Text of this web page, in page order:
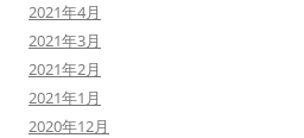
2021年4月
2021年3月
2021年2月
2021年1月
2020年12月